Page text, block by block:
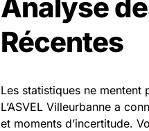
Analyse
Récentes
Les statistiques ne mentent
L’ASVEL Villeurbanne a
et moments d’incertitude.